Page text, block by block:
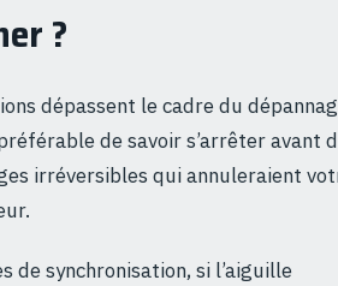
?
dépassent le cadre du
de savoir s’arrêter avant
irréversibles qui annuleraient
de synchronisation, si l’aiguille